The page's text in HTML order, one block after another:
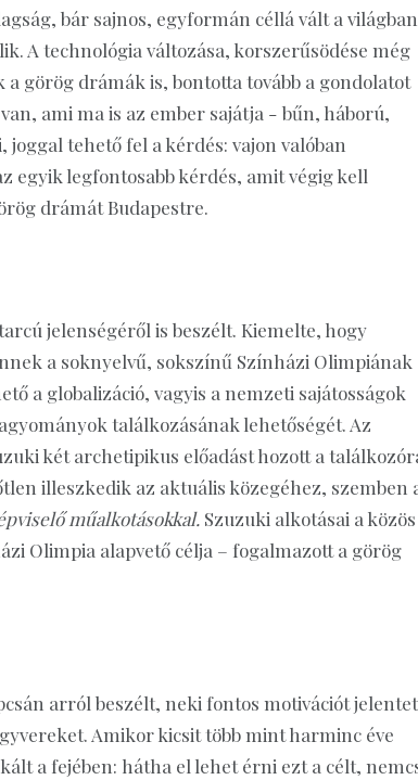
bár sajnos, egyformán céllá vált a világban
A technológia változása, korszerűsödése még
görög drámák is, bontotta tovább a gondolatot
ami ma is az ember sajátja - bűn, háború,
tehető fel a kérdés: vajon valóban
egyik legfontosabb kérdés, amit végig kell
drámát Budapestre.
jelenségéről is beszélt. Kiemelte, hogy
a soknyelvű, sokszínű Színházi Olimpiának
a globalizáció, vagyis a nemzeti sajátosságok
találkozásának lehetőségét. Az
két archetipikus előadást hozott a
illeszkedik az aktuális közegéhez, szemben
műalkotásokkal. Szuzuki alkotásai a közös
Olimpia alapvető célja – fogalmazott a görög
arról beszélt, neki fontos motivációt
Amikor kicsit több mint harminc éve
a fejében: hátha el lehet érni ezt a célt,